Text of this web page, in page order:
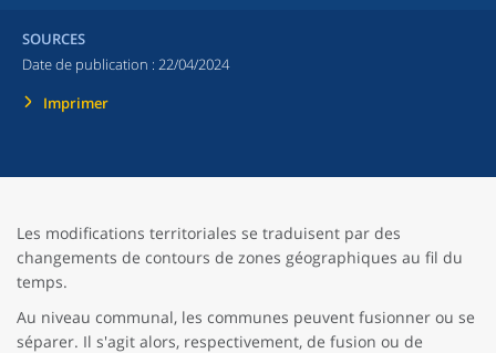
SOURCES
Date de publication : 22/04/2024
Imprimer
Les modifications territoriales se traduisent par des
changements de contours de zones géographiques au fil du
temps.
Au niveau communal, les communes peuvent fusionner ou se
séparer. Il s'agit alors, respectivement, de fusion ou de